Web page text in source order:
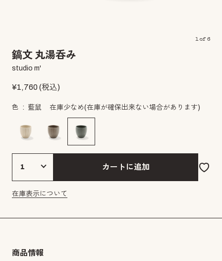
1of 6
鎬文 丸湯呑み
studio m'
¥1,760(税込)
色 藍鼠 在庫少なめ(在庫が確保出来ない場合があります)
カートに追加
在庫表示について
商品情報